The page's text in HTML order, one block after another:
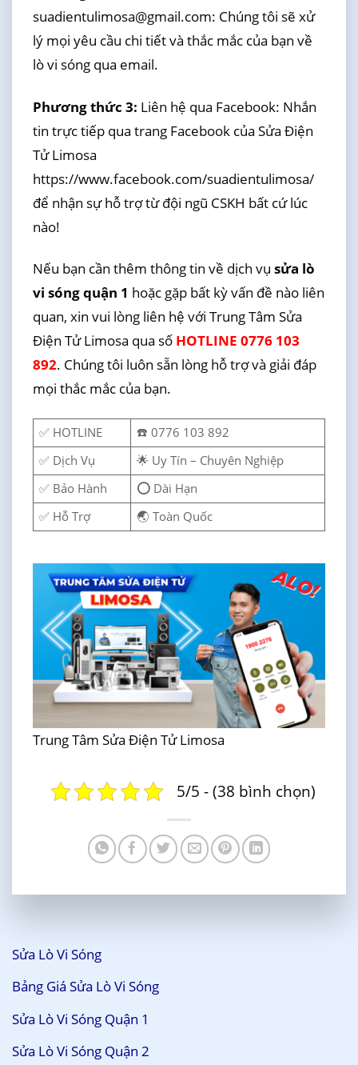
suadientulimosa@gmail.com: Chúng tôi sẽ xử
lý mọi yêu cầu chi tiết và thắc mắc của bạn về
lò vi sóng qua email.
Phương thức 3: Liên hệ qua Facebook: Nhắn
tin trực tiếp qua trang Facebook của Sửa Điện
Tử Limosa
https://www.facebook.com/suadientulimosa/
để nhận sự hỗ trợ từ đội ngũ CSKH bất cứ lúc
nào!
Nếu bạn cần thêm thông tin về dịch vụ sửa lò
vi sóng quận 1 hoặc gặp bất kỳ vấn đề nào liên
quan, xin vui lòng liên hệ với Trung Tâm Sửa
Điện Tử Limosa qua số HOTLINE 0776 103
892. Chúng tôi luôn sẵn lòng hỗ trợ và giải đáp
mọi thắc mắc của bạn.
✅ HOTLINE
☎️ 0776 103 892
✅ Dịch Vụ
🌟 Uy Tín – Chuyên Nghiệp
✅ Bảo Hành
⭕ Dài Hạn
✅ Hỗ Trợ
🌏 Toàn Quốc
Trung Tâm Sửa Điện Tử Limosa
5/5 - (38 bình chọn)
Sửa Lò Vi Sóng
Bảng Giá Sửa Lò Vi Sóng
Sửa Lò Vi Sóng Quận 1
Sửa Lò Vi Sóng Quận 2